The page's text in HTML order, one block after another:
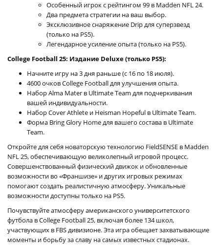
Особенный игрок с рейтингом 99 в Madden NFL 24.
Два предмета стратегии на ваш выбор.
Эксклюзивное снаряжение Drip для суперзвезд
(только на PS5).
Легендарное усиление опыта (только на PS5).
College Football 25: Издание Deluxe (только PS5):
Начните игру на 3 дня раньше (с 16 по 18 июля).
4600 очков College Football для улучшения опыта.
Набор Alma Mater в Ultimate Team для подчеркивания
вашей индивидуальности.
Набор Cover Athlete и Heisman Hopeful в Ultimate Team.
Форма Bring Glory Home для вашего состава в Ultimate
Team.
Откройте для себя новаторскую технологию FieldSENSE в Madden
NFL 25, обеспечивающую великолепный игровой процесс.
Совершенствованный физический движок и обновленные
возможности во «Франшизе» и других игровых режимах
помогают создать реалистичную атмосферу. Уникальные
возможности доступны только на PS5.
Почувствуйте атмосферу американского университетского
футбола в College Football 25, включая более 134 школ,
участвующих в FBS дивизионе. Эта игра обещает захватывающие
моменты и борьбу за славу на самых известных стадионах.